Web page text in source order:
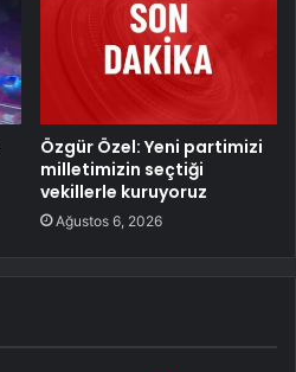
Özgür Özel: Yeni partimizi
milletimizin seçtiği
vekillerle kuruyoruz
Ağustos 6, 2026